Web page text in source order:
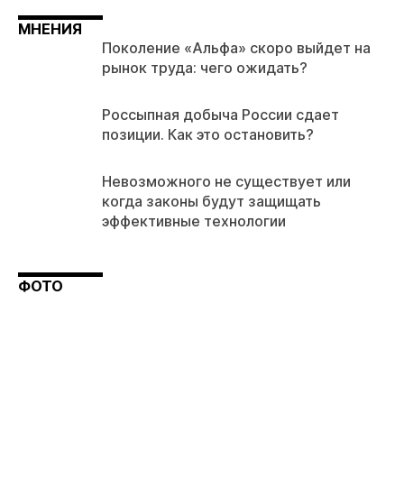
МНЕНИЯ
Поколение «Альфа» скоро выйдет на
рынок труда: чего ожидать?
Россыпная добыча России сдает
позиции. Как это остановить?
Невозможного не существует или
когда законы будут защищать
эффективные технологии
ФОТО